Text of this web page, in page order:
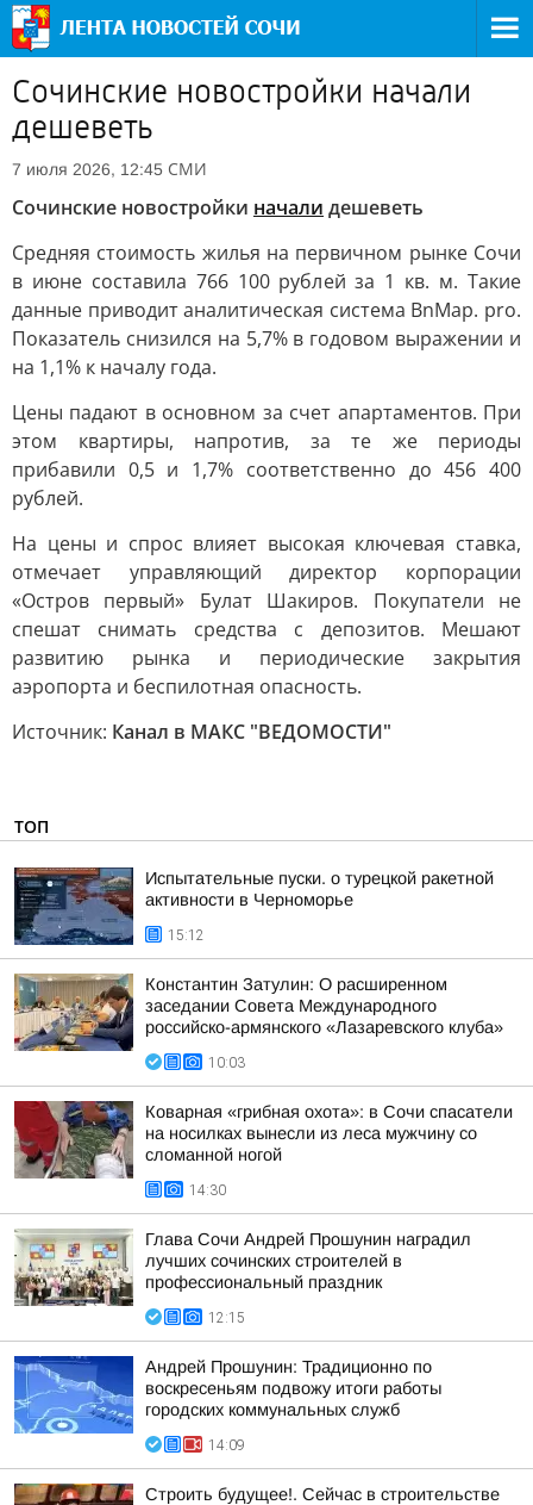
Сочинские новостройки начали
дешеветь
7 июля 2026, 12:45 СМИ
Сочинские новостройки начали дешеветь
Средняя стоимость жилья на первичном рынке Сочи
в июне составила 766 100 рублей за 1 кв. м. Такие
данные приводит аналитическая система BnMap. pro.
Показатель снизился на 5,7% в годовом выражении и
на 1,1% к началу года.
Цены падают в основном за счет апартаментов. При
этом квартиры, напротив, за те же периоды
прибавили 0,5 и 1,7% соответственно до 456 400
рублей.
На цены и спрос влияет высокая ключевая ставка,
отмечает управляющий директор корпорации
«Остров первый» Булат Шакиров. Покупатели не
спешат снимать средства с депозитов. Мешают
развитию рынка и периодические закрытия
аэропорта и беспилотная опасность.
Источник: Канал в МАКС "ВЕДОМОСТИ"
ТОП
Испытательные пуски. о турецкой ракетной
активности в Черноморье
15:12
Константин Затулин: О расширенном
заседании Совета Международного
российско-армянского «Лазаревского клуба»
10:03
Коварная «грибная охота»: в Сочи спасатели
на носилках вынесли из леса мужчину со
сломанной ногой
14:30
Глава Сочи Андрей Прошунин наградил
лучших сочинских строителей в
профессиональный праздник
12:15
Андрей Прошунин: Традиционно по
воскресеньям подвожу итоги работы
городских коммунальных служб
14:09
Строить будущее!. Сейчас в строительстве